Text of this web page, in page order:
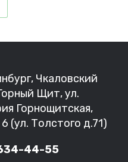
Чкаловский
Щит, ул.
Горнощитская,
(ул. Толстого д.71)
44-55